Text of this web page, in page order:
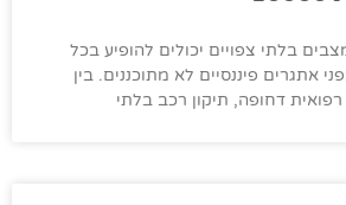
בלתי צפויים יכולים להופיע בכל
אתגרים פיננסיים לא מתוכננים. בין
דחופה, תיקון רכב בלתי